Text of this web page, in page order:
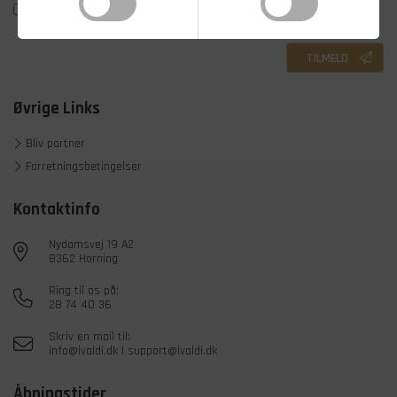
Accepter vores privatlivs- og cookiepolitik.
TILMELD
Øvrige Links
Bliv partner
Forretningsbetingelser
Kontaktinfo
Nydamsvej 19 A2
8362 Hørning
Ring til os på:
28 74 40 36
Skriv en mail til:
info@ivaldi.dk | support@ivaldi.dk